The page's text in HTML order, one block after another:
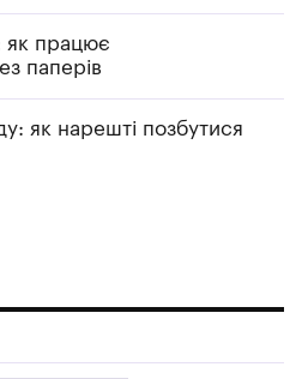
як працює
паперів
як нарешті позбутися